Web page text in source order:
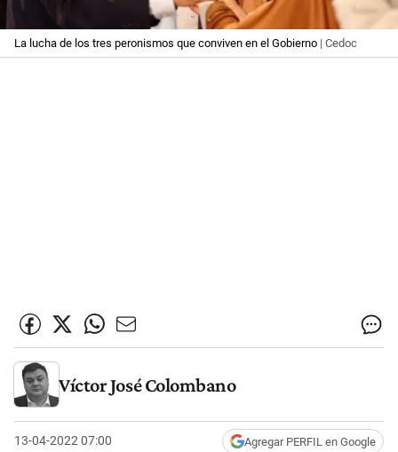
La lucha de los tres peronismos que conviven en el Gobierno | Cedoc
Víctor José Colombano
13-04-2022 07:00 Agregar PERFIL en Google